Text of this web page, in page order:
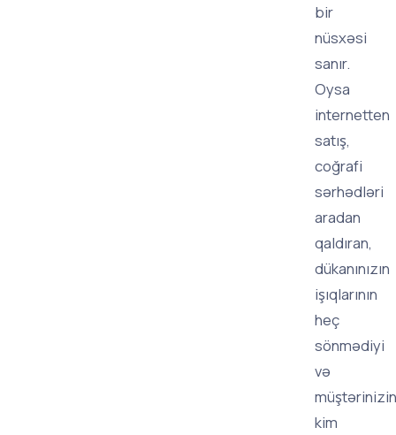
bir
nüsxəsi
sanır.
Oysa
internetten
satış,
coğrafi
sərhədləri
aradan
qaldıran,
dükanınızın
işıqlarının
heç
sönmədiyi
və
müştərinizin
kim